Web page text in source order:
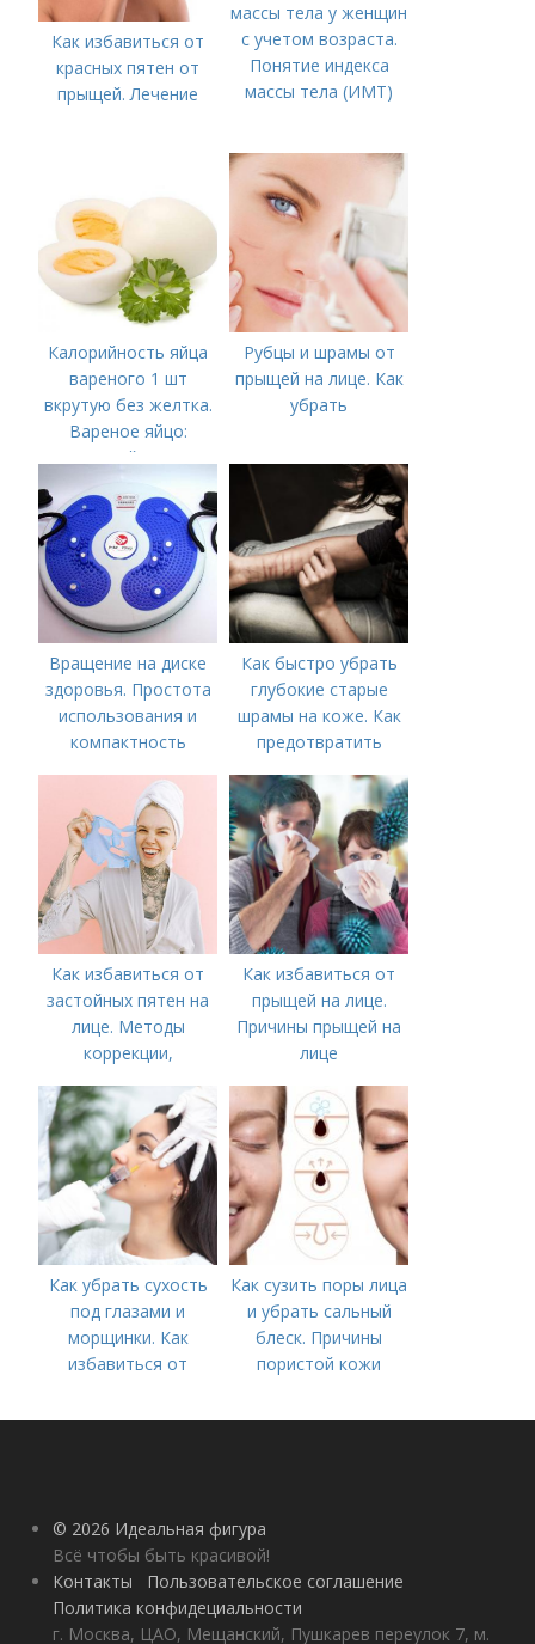
Как избавиться от
красных пятен от
прыщей. Лечение
массы тела у женщин
с учетом возраста.
Понятие индекса
массы тела (ИМТ)
Калорийность яйца
вареного 1 шт
вкрутую без желтка.
Вареное яйцо:
калорийность
Рубцы и шрамы от
прыщей на лице. Как
убрать
Вращение на диске
здоровья. Простота
использования и
компактность
Как быстро убрать
глубокие старые
шрамы на коже. Как
предотвратить
Как избавиться от
застойных пятен на
лице. Методы
коррекции,
акне и удаления
рубцов и шрамов
постакне
Как избавиться от
прыщей на лице.
Причины прыщей на
лице
Как убрать сухость
под глазами и
морщинки. Как
избавиться от
косметологические
Как сузить поры лица
и убрать сальный
блеск. Причины
пористой кожи
© 2026 Идеальная фигура
Всё чтобы быть красивой!
Контакты
Пользовательское соглашение
Политика конфидециальности
г. Москва, ЦАО, Мещанский, Пушкарев переулок 7, м.